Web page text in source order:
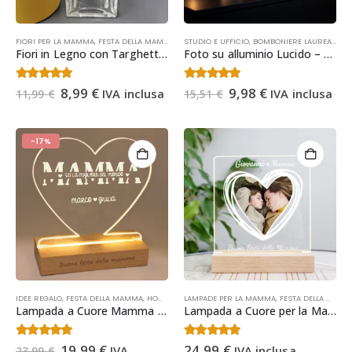
FIORI PER LA MAMMA, FESTA DELLA MAMMA OCCASIONI
Fiori in Legno con Targhetta Personalizzata | Regalo Festa della Mamma
4.36 Su 5
11,99€ Il
prezzo
era:
11,99 €.
8,99 €Il
è:
8,99 €.
IVA inclusa
STUDIO E UFFICIO, BOMBONIERE LAUREA
Foto su alluminio Lucido – Quadro Moderno 42x30cm
4.50 Su 5
15,51€ Il
prezzo
era:
9,98 €Il
è:
9,98 €.
IVA inclusa
-17%
IDEE REGALO, FESTA DELLA MAMMA, HOME DECOR ,IDEE REGALO NATALE, LAMPADE PER LA
Lampada a Cuore Mamma – Lampada Personalizzata con Dedica per la Mamma – Regalo Natale, Festa della Mamma, Compleanno
4.53 Su 5
LAMPADE PER LA MAMMA, FESTA DELLA MAMMA
Lampada a Cuore per la Mamma | Regalo Festa della Mamma
4.43 Su 5